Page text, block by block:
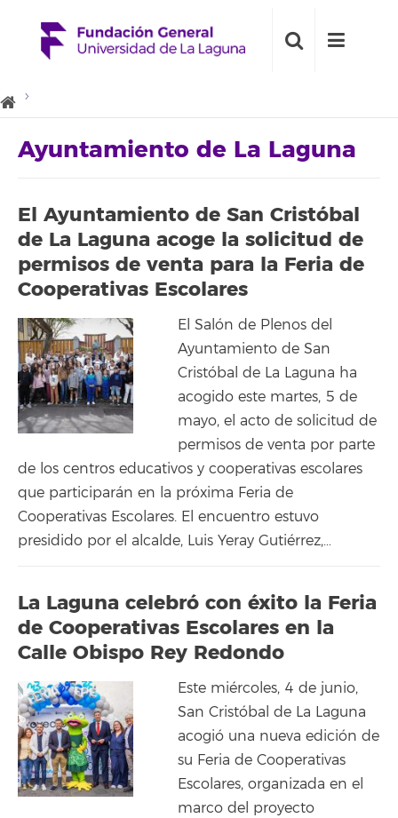
Ayuntamiento de La Laguna
El Ayuntamiento de San Cristóbal
de La Laguna acoge la solicitud de
permisos de venta para la Feria de
Cooperativas Escolares
El Salón de Plenos del
Ayuntamiento de San
Cristóbal de La Laguna ha
acogido este martes, 5 de
mayo, el acto de solicitud de
permisos de venta por parte
de los centros educativos y cooperativas escolares
que participarán en la próxima Feria de
Cooperativas Escolares. El encuentro estuvo
presidido por el alcalde, Luis Yeray Gutiérrez,…
La Laguna celebró con éxito la Feria
de Cooperativas Escolares en la
Calle Obispo Rey Redondo
Este miércoles, 4 de junio,
San Cristóbal de La Laguna
acogió una nueva edición de
su Feria de Cooperativas
Escolares, organizada en el
marco del proyecto